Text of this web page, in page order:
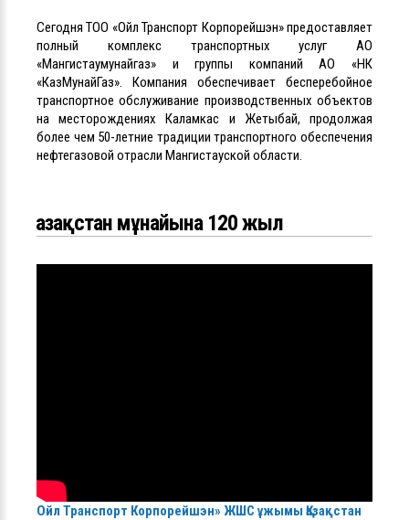
Сегодня ТОО «Ойл Транспорт Корпорейшэн» предоставляет
полный комплекс транспортных услуг АО
«Мангистаумунайгаз» и группы компаний АО «НК
«КазМунайГаз». Компания обеспечивает бесперебойное
транспортное обслуживание производственных объектов
на месторождениях Каламкас и Жетыбай, продолжая
более чем 50-летние традиции транспортного обеспечения
нефтегазовой отрасли Мангистауской области.
Қазақстан мұнайына 120 жыл
Ойл Транспорт Корпорейшэн» ЖШС ұжымы Қазақстан